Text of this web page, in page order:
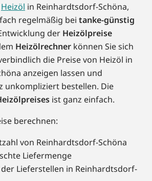
Heizöl in Reinhardtsdorf-Schöna,
regelmäßig bei tanke-günstig
der Heizölpreise
Heizölrechner können Sie sich
die Preise von Heizöl in
anzeigen lassen und
unkompliziert bestellen. Die
ist ganz einfach.
berechnen:
von Reinhardtsdorf-Schöna
Liefermenge
der Lieferstellen in Reinhardtsdorf-